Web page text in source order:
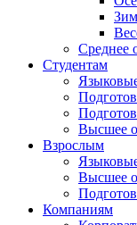
Среднее
Студентам
Высшее
Взрослым
Высшее
Компаниям